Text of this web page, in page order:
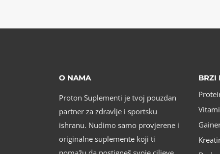
O NAMA
Proton Suplementi je tvoj pouzdan
partner za zdravlje i sportsku
ishranu. Nudimo samo provjerene i
originalne suplemente koji ti
BRZI